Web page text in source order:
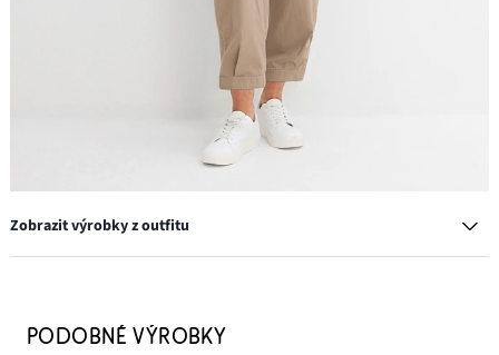
Zobrazit výrobky z outfitu
249 Kč
PODOBNÉ VÝROBKY